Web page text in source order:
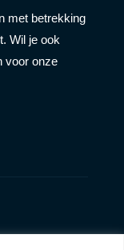
met betrekking
Wil je ook
voor onze